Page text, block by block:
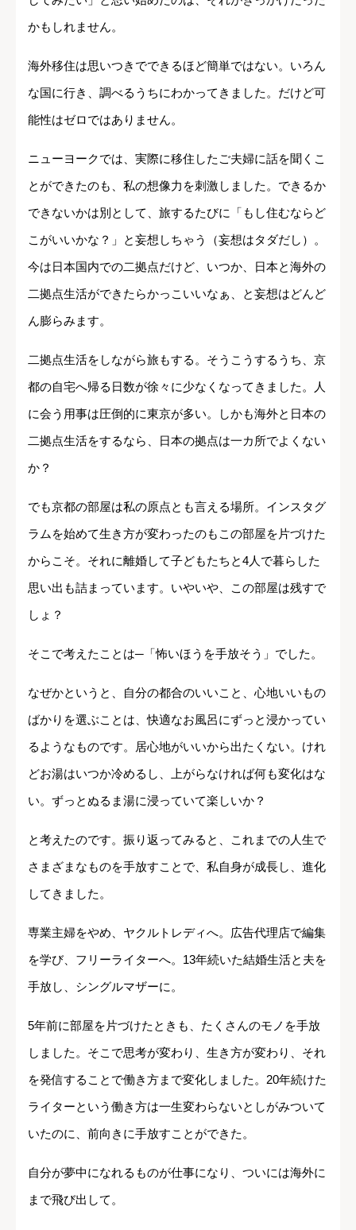
かもしれません。
海外移住は思いつきでできるほど簡単ではない。いろん
な国に行き、調べるうちにわかってきました。だけど可
能性はゼロではありません。
ニューヨークでは、実際に移住したご夫婦に話を聞くこ
とができたのも、私の想像力を刺激しました。できるか
できないかは別として、旅するたびに「もし住むならど
こがいいかな？」と妄想しちゃう（妄想はタダだし）。
今は日本国内での二拠点だけど、いつか、日本と海外の
二拠点生活ができたらかっこいいなぁ、と妄想はどんど
ん膨らみます。
二拠点生活をしながら旅もする。そうこうするうち、京
都の自宅へ帰る日数が徐々に少なくなってきました。人
に会う用事は圧倒的に東京が多い。しかも海外と日本の
二拠点生活をするなら、日本の拠点は一カ所でよくない
か？
でも京都の部屋は私の原点とも言える場所。インスタグ
ラムを始めて生き方が変わったのもこの部屋を片づけた
からこそ。それに離婚して子どもたちと4人で暮らした
思い出も詰まっています。いやいや、この部屋は残すで
しょ？
そこで考えたことは─「怖いほうを手放そう」でした。
なぜかというと、自分の都合のいいこと、心地いいもの
ばかりを選ぶことは、快適なお風呂にずっと浸かってい
るようなものです。居心地がいいから出たくない。けれ
どお湯はいつか冷めるし、上がらなければ何も変化はな
い。ずっとぬるま湯に浸っていて楽しいか？
と考えたのです。振り返ってみると、これまでの人生で
さまざまなものを手放すことで、私自身が成長し、進化
してきました。
専業主婦をやめ、ヤクルトレディへ。広告代理店で編集
を学び、フリーライターへ。13年続いた結婚生活と夫を
手放し、シングルマザーに。
5年前に部屋を片づけたときも、たくさんのモノを手放
しました。そこで思考が変わり、生き方が変わり、それ
を発信することで働き方まで変化しました。20年続けた
ライターという働き方は一生変わらないとしがみついて
いたのに、前向きに手放すことができた。
自分が夢中になれるものが仕事になり、ついには海外に
まで飛び出して。